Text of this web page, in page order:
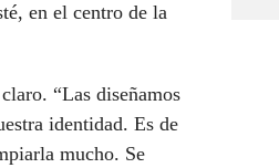
en el centro de la
“Las diseñamos
identidad. Es de
mucho. Se